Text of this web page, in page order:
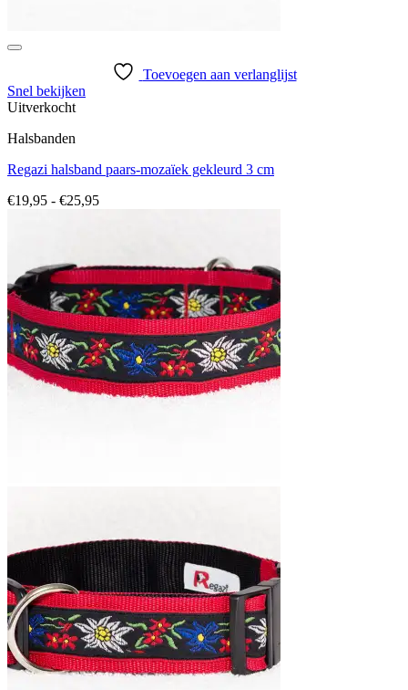
Toevoegen aan verlanglijst
Snel bekijken
Uitverkocht
Halsbanden
Regazi halsband paars-mozaïek gekleurd 3 cm
€19,95 - €25,95Prijsklasse: